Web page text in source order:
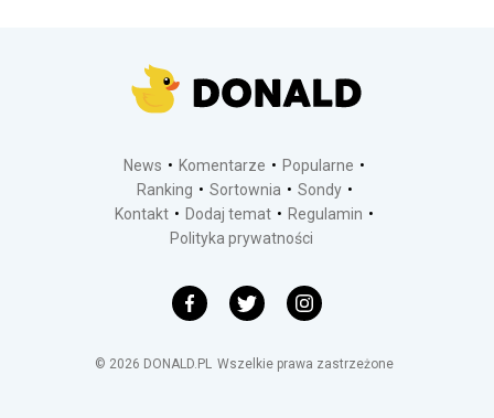
News Komentarze
Popularne
Ranking
Sortownia
Sondy
Kontakt
Dodaj temat
Regulamin
Polityka prywatności
© 2026 DONALD.PL Wszelkie prawa zastrzeżone